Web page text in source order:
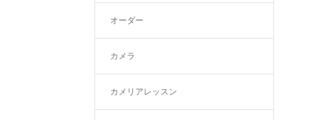
オーダー
カメラ
カメリアレッスン